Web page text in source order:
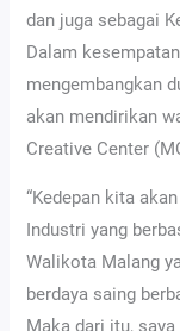
dan juga sebagai
Dalam
mengembangkan
akan mendirikan
Creative Center
“Kedepan kita
Industri yang
Walikota Malang
berdaya saing
Maka dari itu,